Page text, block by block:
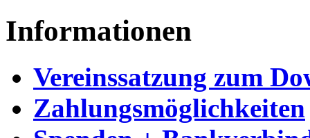
Informationen
Vereinssatzung zum
Zahlungsmöglichkeiten